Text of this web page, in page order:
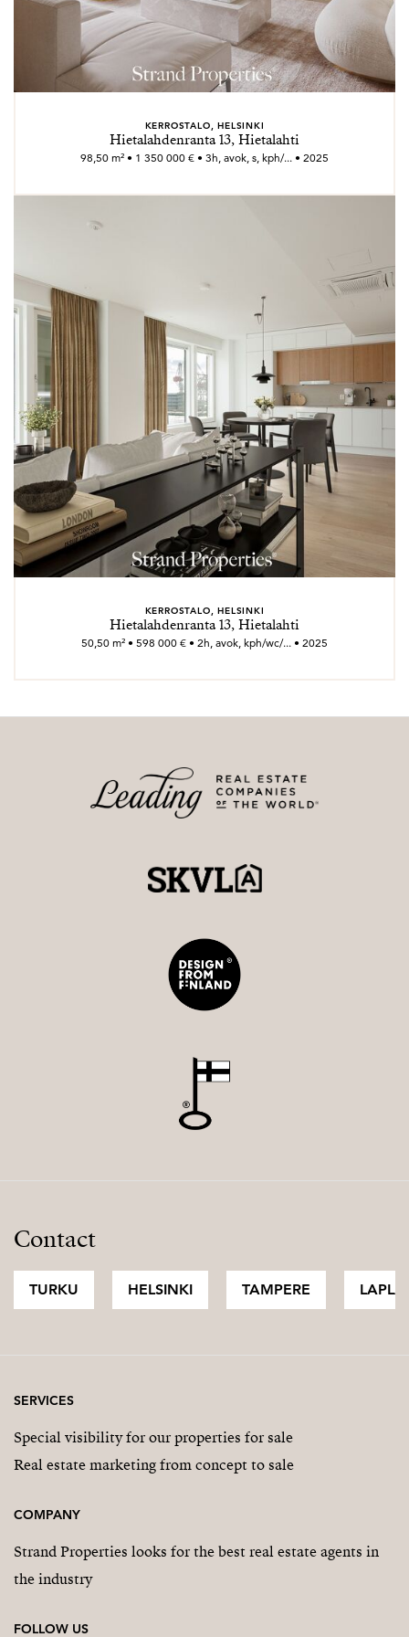
KERROSTALO, HELSINKI
Hietalahdenranta 13, Hietalahti
98,50 m² • 1 350 000 € • 3h, avok, s, kph/... • 2025
KERROSTALO, HELSINKI
Hietalahdenranta 13, Hietalahti
50,50 m² • 598 000 € • 2h, avok, kph/wc/... • 2025
Contact
TURKU HELSINKI TAMPERE
SERVICES
Special visibility for our properties for sale
Real estate marketing from concept to sale
COMPANY
Strand Properties looks for the best real estate agents in
the industry
FOLLOW US